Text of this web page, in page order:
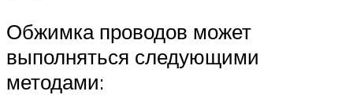
Обжимка проводов может
выполняться следующими
методами: